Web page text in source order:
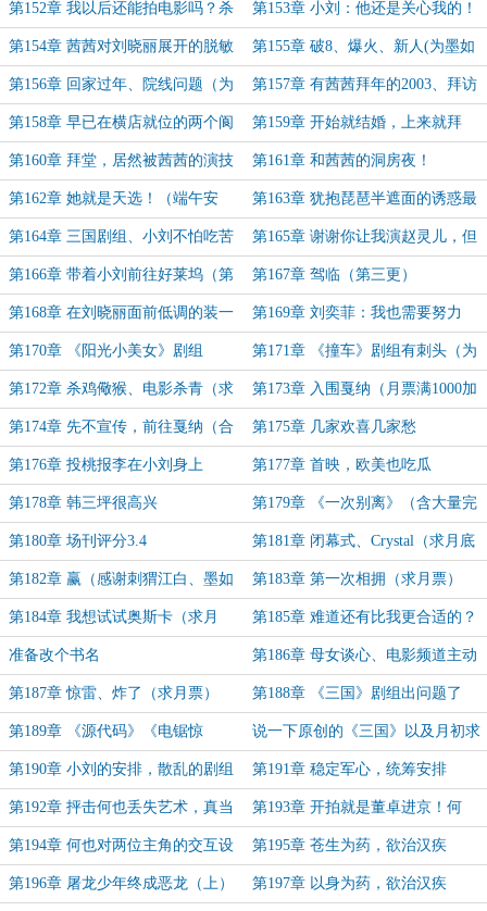
的姜闻 青（为浮生若梦为欢几何花加更））
第152章 我以后还能拍电影吗？杀
青采访（为果冻茜、暮拾烟雨加更）
第153章 小刘：他还是关心我的！
三年起步！
第154章 茜茜对刘晓丽展开的脱敏
训练（求月中月票））
第155章 破8、爆火、新人(为墨如
茜似水、今茜未央、熊猫白鹭加更)
第156章 回家过年、院线问题（为
梁侯、熊猫白鹭、橙光加更）
第157章 有茜茜拜年的2003、拜访
韩三坪（为无风亦可菲加更）
第158章 早已在横店就位的两个阆
苑剧组
第159章 开始就结婚，上来就拜
堂？
第160章 拜堂，居然被茜茜的演技
带飞
第161章 和茜茜的洞房夜！
第162章 她就是天选！（端午安
康）
第163章 犹抱琵琶半遮面的诱惑最
大（端午安康））
第164章 三国剧组、小刘不怕吃苦
（端午加班呢，明天四更）
第165章 谢谢你让我演赵灵儿，但
我不是赵灵儿
第166章 带着小刘前往好莱坞（第
二更）
第167章 驾临（第三更）
第168章 在刘晓丽面前低调的装一
波（第四更）
第169章 刘奕菲：我也需要努力
第170章 《阳光小美女》剧组 第171章 《撞车》剧组有刺头（为
法皇、墨如茜似水……打赏加更）
第172章 杀鸡儆猴、电影杀青（求
月票~）
第173章 入围戛纳（月票满1000加
更，求月票~）
第174章 先不宣传，前往戛纳（合
章）
第175章 几家欢喜几家愁
第176章 投桃报李在小刘身上 第177章 首映，欧美也吃瓜
第178章 韩三坪很高兴 第179章 《一次别离》（含大量完
整的剧情内容，可选订阅）
第180章 场刊评分3.4 第181章 闭幕式、Crystal（求月底
月票~）
第182章 赢（感谢刺猬江白、墨如
茜似水、梦vl红尘的打赏）
第183章 第一次相拥（求月票）
第184章 我想试试奥斯卡（求月
票）
第185章 难道还有比我更合适的？
（月票满1500加更）
准备改个书名 第186章 母女谈心、电影频道主动
报道（求月票）
第187章 惊雷、炸了（求月票） 第188章 《三国》剧组出问题了
（求月初月票）
第189章 《源代码》《电锯惊
魂》，温子仁就位（求月初月票）
说一下原创的《三国》以及月初求
月票
第190章 小刘的安排，散乱的剧组 第191章 稳定军心，统筹安排
第192章 抨击何也丢失艺术，真当
我何怼怼提不动刀了？
第193章 开拍就是董卓进京！何
也：我就是董卓！
第194章 何也对两位主角的交互设
计，仅仅碰面两次的主角
第195章 苍生为药，欲治汉疾
（上）
第196章 屠龙少年终成恶龙（上） 第197章 以身为药，欲治汉疾